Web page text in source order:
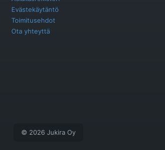
Evästekäytäntö
Toimitusehdot
Ota yhteyttä
© 2026 Jukira Oy